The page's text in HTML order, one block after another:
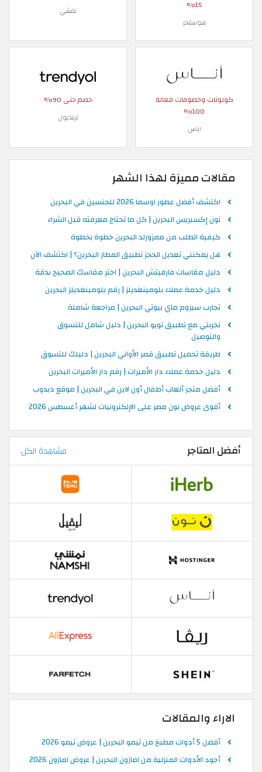
15%
هوستنجر
نمشي
كوبونات وخصومات فعالة
100%
اناس
خصم حتى 90%
ترينديول
مقالات مميزة لهذا الشهر
اكتشف أفضل عطور اوسما 2026 للجنسين في البحرين
نون إكسبريس البحرين | كل ما تحتاج معرفته قبل الشراء
كيفية الطلب من ممزورلد البحرين خطوة بخطوة
هل يمكنني تعديل الحجز تطبيق المطار البحرين؟ | اكتشف الآن
دليل مقاسات فارفيتش البحرين | اختر مقاسك الصحيح بدقة
دليل خدمة عملاء بلومينغديلز | رقم بلومينغديلز البحرين
تجارب سيروم ماي بيوتي البحرين | مراجعة شاملة
تجربتي مع تطبيق تويو البحرين | دليل شامل للتسوق
والتوصيل
طريقة تحميل تطبيق قصر الأواني البحرين | دليلك للتسوق
دليل خدمة عملاء دار الأميرات | رقم دار الأميرات البحرين
أفضل متجر ألعاب أطفال أون لاين في البحرين | موقع دبدوب
أقوى عروض نون مصر على الإلكترونيات لشهر أغسطس 2026
أفضل المتاجر مشاهدة الكل
الاراء والمقالات
أفضل 5 أدوات مطبخ من تيمو البحرين | عروض تيمو 2026
أجود الأدوات المنزلية من امازون البحرين | عروض امازون 2026